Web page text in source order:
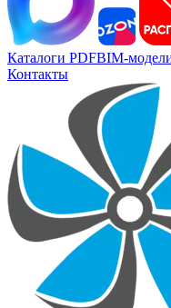
Каталоги PDFBIM-
Контакты